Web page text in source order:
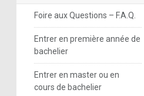
Foire aux Questions – F.A.Q.
Entrer en première année de
bachelier
Entrer en master ou en
cours de bachelier